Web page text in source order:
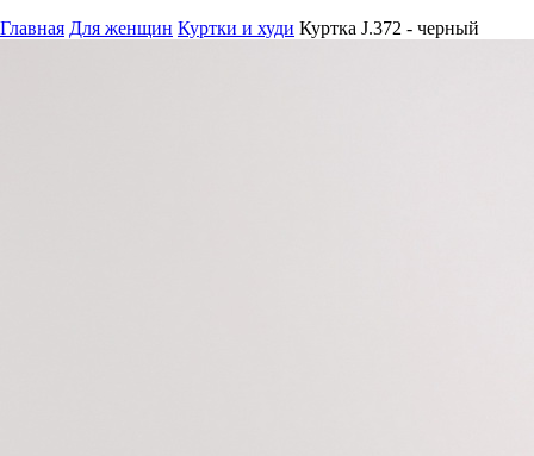
Главная Для женщин Куртки и худи Куртка J.372 - черный